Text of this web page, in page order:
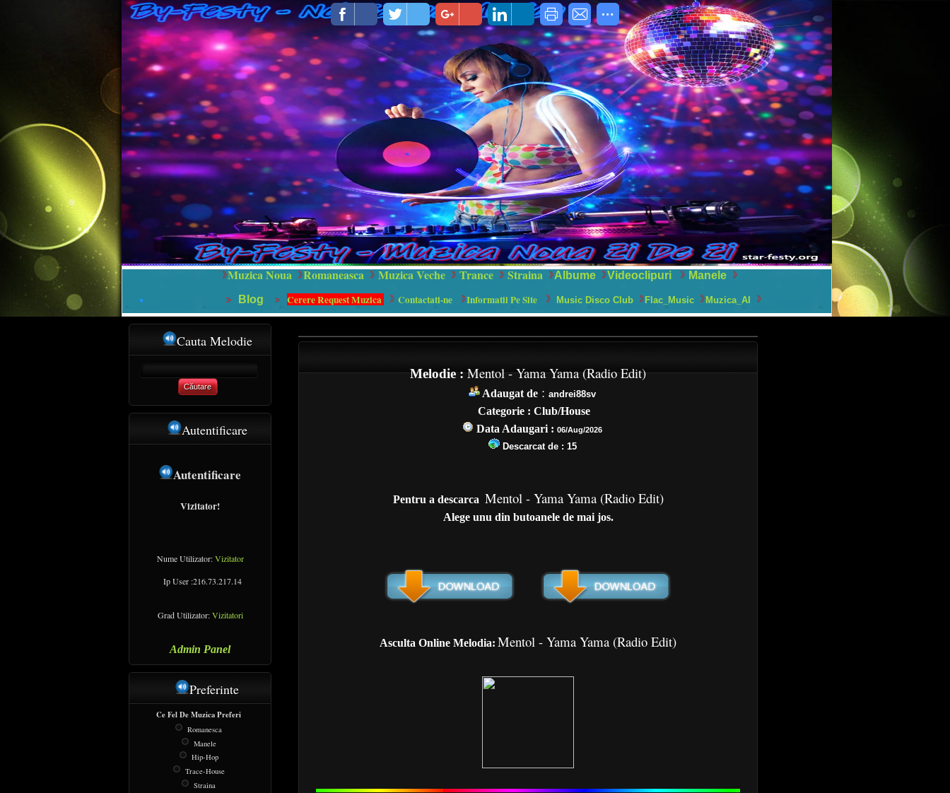
Muzica Noua Romaneasca Muzica Veche Trance Straina Albume Videoclipuri
Manele
Blog
Cerere Request Muzica Contactati-ne Informatii Pe Site Music Disco Club Flac_Music Muzica_AI
Cauta Melodie
Căutare
Autentificare
Autentificare
Vizitator!
Nume Utilizator:Vizitator
Ip User :216.73.217.14
Grad Utilizator:Vizitatori
Admin Panel
Preferinte
Ce Fel De Muzica Preferi
Romanesca
Manele
Hip-Hop
Trace-House
Straina
Melodie :Mentol - Yama Yama (Radio Edit)
Adaugat de : andrei88sv
Categorie : Club/House
Data Adaugari : 06/Aug/2026
Descarcat de : 15
Pentru a descarca Mentol - Yama Yama (Radio Edit)
Alege unu din butoanele de mai jos.
Asculta Online Melodia: Mentol - Yama Yama (Radio Edit)